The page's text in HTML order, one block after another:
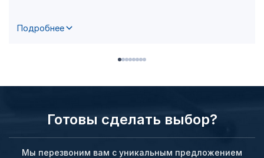
Подробнее
Готовы сделать выбор?
Мы перезвоним вам с уникальным предложением